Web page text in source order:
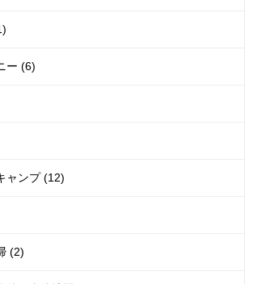
ー (6)
ャンプ (12)
(2)